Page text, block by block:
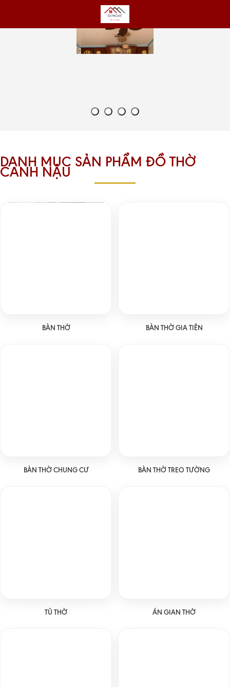
DANH MỤC SẢN PHẨM ĐỒ THỜ
CANH NẬU
BÀN THỜ BÀN THỜ GIA TIÊN
BÀN THỜ CHUNG CƯ BÀN THỜ TREO TƯỜNG
TỦ THỜ ÁN GIAN THỜ